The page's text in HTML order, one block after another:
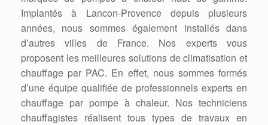
Implantés à Lancon-Provence depuis plusieurs
années, nous sommes également installés dans
d’autres villes de France. Nos experts vous
proposent les meilleures solutions de climatisation et
chauffage par PAC. En effet, nous sommes formés
d’une équipe qualifiée de professionnels experts en
chauffage par pompe à chaleur. Nos techniciens
chauffagistes réalisent tous types de travaux en